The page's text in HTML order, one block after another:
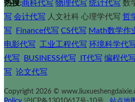
热搜:商科代写 物理代写 统计代写 数
写 会计代写 人文社科 心理学代写 哲
写
Finance代写 CS代写 Math数学作
电影代写
工业工程代写 环境科学代
代写
BUSINESS代写 IT代写 编程代写
写 论文代写
Copyright 2026 ©